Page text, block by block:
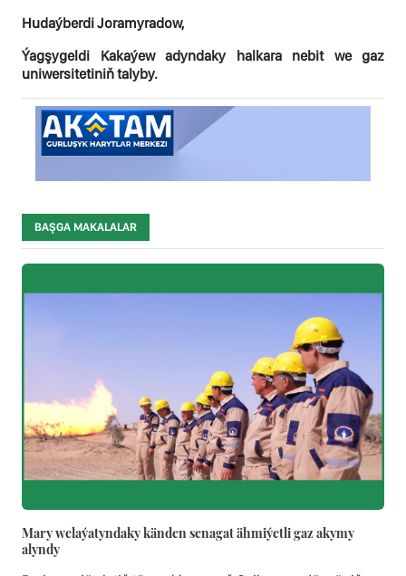
Hudaýberdi Joramyradow,
Ýagşygeldi Kakaýew adyndaky halkara nebit we gaz
uniwersitetiniň talyby.
BAŞGA MAKALALAR
Mary welaýatyndaky känden senagat ähmiýetli gaz akymy
alyndy